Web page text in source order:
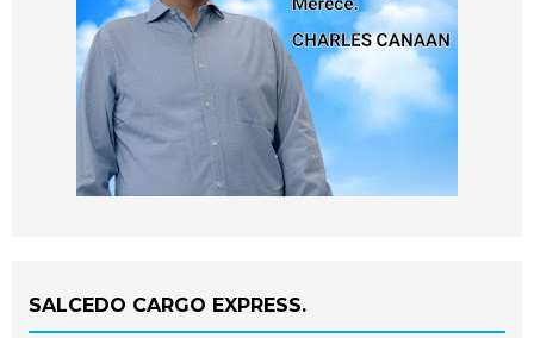
SALCEDO CARGO EXPRESS.